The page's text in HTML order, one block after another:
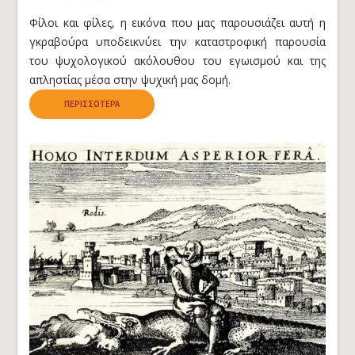
Φίλοι και φίλες, η εικόνα που μας παρουσιάζει αυτή η
γκραβούρα υποδεικνύει την καταστροφική παρουσία
του ψυχολογικού ακόλουθου του εγωισμού και της
απληστίας μέσα στην ψυχική μας δομή.
ΠΕΡΙΣΣΌΤΕΡΑ